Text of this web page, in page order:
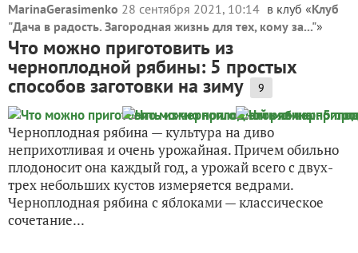
MarinaGerasimenko 28 сентября 2021, 10:14 в клуб «Клуб
"Дача в радость. Загородная жизнь для тех, кому за..."»
Что можно приготовить из
черноплодной рябины: 5 простых
способов заготовки на зиму 9
Черноплодная рябина — культура на диво
неприхотливая и очень урожайная. Причем обильно
плодоносит она каждый год, а урожай всего с двух-
трех небольших кустов измеряется ведрами.
Черноплодная рябина с яблоками — классическое
сочетание...